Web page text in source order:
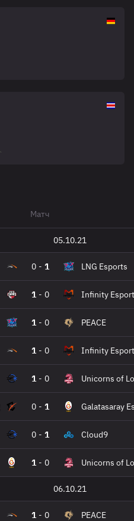
Матч
05.10.21
0 - 1 LNG Esports
1 - 0 Infinity
1 - 0 PEACE
1 - 0 Infinity
1 - 0 Unicorns of
0 - 1 Galatasaray
0 - 1 Cloud9
1 - 0 Unicorns of
06.10.21
1 - 0 PEACE